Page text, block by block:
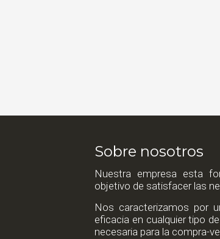
Sobre nosotros
Nuestra empresa esta
objetivo de satisfacer las
Nos caracterizamos por
eficacia en cualquier tipo
necesaria para la compra-